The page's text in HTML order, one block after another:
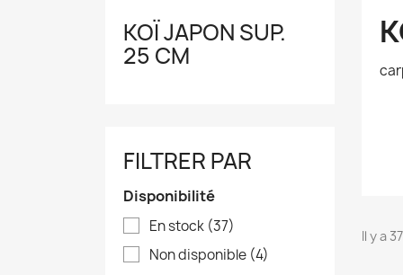
KOÏ JAPON SUP.
25 CM
FILTRER PAR
Disponibilité
En stock (37)
Non disponible (4)
Il y a